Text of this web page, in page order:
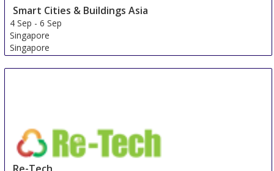
Smart Cities & Buildings Asia
4 Sep -6 Sep
Singapore
Singapore
Re-Tech